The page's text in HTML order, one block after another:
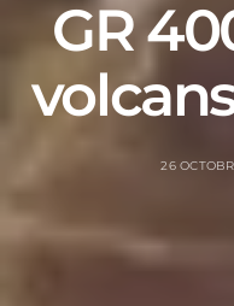
GR
26